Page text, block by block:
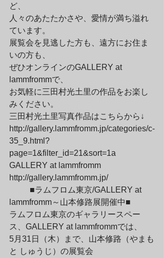
ど、
人々のあたたかさや、愛情が満ち溢れ
ています。
展覧会を見逃した方も、遠方にお住ま
いの方も、
ぜひオンラインのGALLERY at
lammfrommで、
お気軽に三田村光土里の作品をお楽し
みください。
三田村光土里写真作品はこちらから↓
http://gallery.lammfromm.jp/categories/c-
35_9.html?
page=1&filter_id=21&sort=1a
GALLERY at lammfromm
http://gallery.lammfromm.jp/
lammfromm～山本修路展開催中■
ラムフロム東京のギャラリースペー
ス、GALLERY at lammfrommでは、
5月31日（木）まで、山本修路（やまも
と しゅうじ）の展覧会